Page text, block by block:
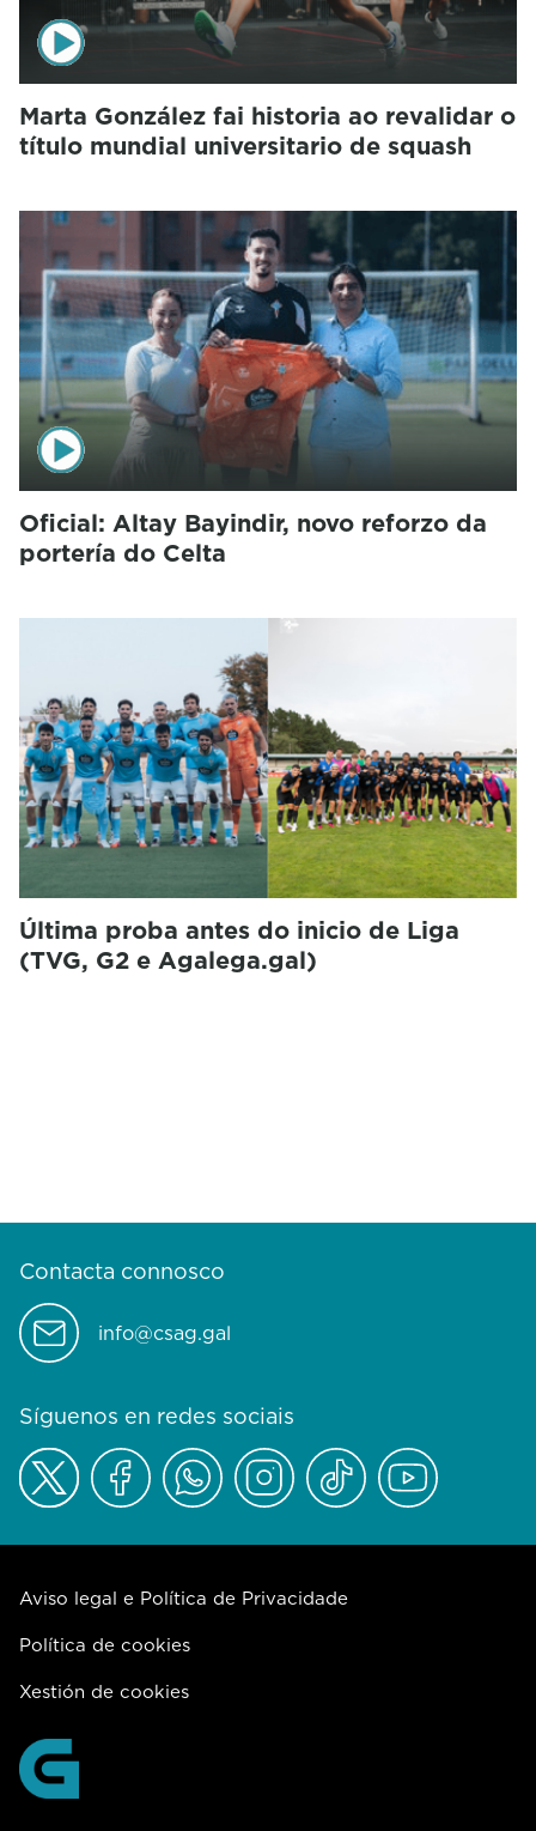
Marta González fai historia ao revalidar o
título mundial universitario de squash
Oficial: Altay Bayindir, novo reforzo da
portería do Celta
Última proba antes do inicio de Liga
(TVG, G2 e Agalega.gal)
Contacta connosco
info@csag.gal
Síguenos en redes sociais
Aviso legal e Política de Privacidade
Política de cookies
Xestión de cookies